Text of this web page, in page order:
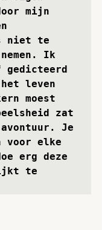
mijn
niet te
Ik
gedicteerd
het leven
moest
zat
Je
voor elke
erg deze
te